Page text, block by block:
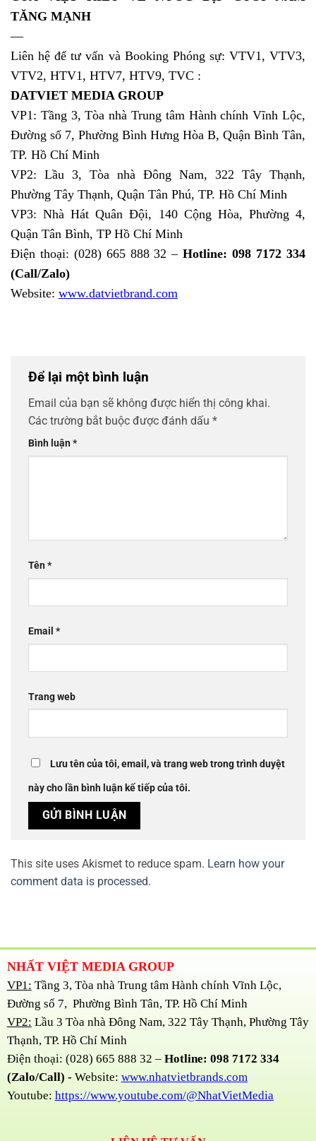
TĂNG MẠNH
—
Liên hệ để tư vấn và Booking Phóng sự: VTV1, VTV3,
VTV2, HTV1, HTV7, HTV9, TVC :
DATVIET MEDIA GROUP
VP1: Tầng 3, Tòa nhà Trung tâm Hành chính Vĩnh Lộc,
Đường số 7, Phường Bình Hưng Hòa B, Quận Bình Tân,
TP. Hồ Chí Minh
VP2: Lầu 3, Tòa nhà Đông Nam, 322 Tây Thạnh,
Phường Tây Thạnh, Quận Tân Phú, TP. Hồ Chí Minh
VP3: Nhà Hát Quân Đội, 140 Cộng Hòa, Phường 4,
Quận Tân Bình, TP Hồ Chí Minh
Điện thoại: (028) 665 888 32 –Hotline: 098 7172 334
(Call/Zalo)
Website: www.datvietbrand.com
Để lại một bình luận
Email của bạn sẽ không được hiển thị công khai.
Các trường bắt buộc được đánh dấu *
Bình luận*
Tên*
Email *
Trang web
Lưu tên của tôi, email, và trang web trong trình duyệt
này cho lần bình luận kế tiếp của tôi.
This site uses Akismet to reduce spam. Learn how your
comment data is processed.
NHẤT VIỆT MEDIA GROUP
VP1: Tầng 3, Tòa nhà Trung tâm Hành chính Vĩnh Lộc,
Đường số 7, Phường Bình Tân, TP. Hồ Chí Minh
VP2: Lầu 3 Tòa nhà Đông Nam, 322 Tây Thạnh, Phường Tây
Thạnh, TP. Hồ Chí Minh
Điện thoại: (028) 665 888 32 – Hotline: 098 7172 334
(Zalo/Call) - Website: www.nhatvietbrands.com
Youtube: https://www.youtube.com/@NhatVietMedia